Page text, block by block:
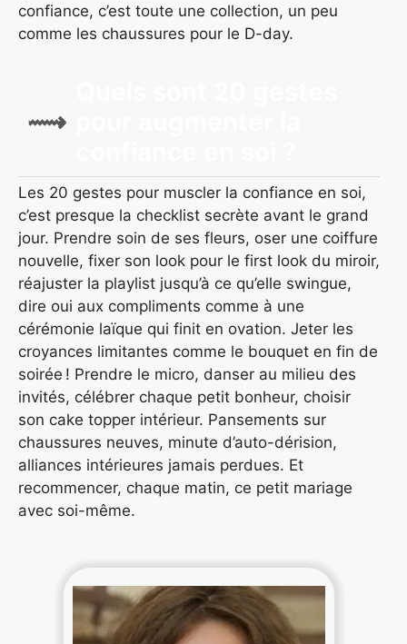
confiance, c’est toute une collection, un peu
comme les chaussures pour le D-day.
Les 20 gestes pour muscler la confiance en soi,
c’est presque la checklist secrète avant le grand
jour. Prendre soin de ses fleurs, oser une coiffure
nouvelle, fixer son look pour le first look du miroir,
réajuster la playlist jusqu’à ce qu’elle swingue,
dire oui aux compliments comme à une
cérémonie laïque qui finit en ovation. Jeter les
croyances limitantes comme le bouquet en fin de
soirée ! Prendre le micro, danser au milieu des
invités, célébrer chaque petit bonheur, choisir
son cake topper intérieur. Pansements sur
chaussures neuves, minute d’auto-dérision,
alliances intérieures jamais perdues. Et
recommencer, chaque matin, ce petit mariage
avec soi-même.